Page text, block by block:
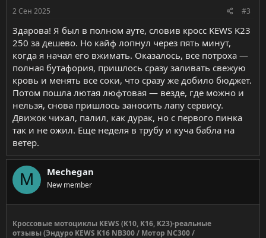
2 Сен 2025
#3
Здарова! Я был в полном ауте, словив кросс KEWS K23
250 за дешево. Но кайф лопнул через пять минут,
когда я начал его вжимать. Оказалось, все потроха —
полная бутафория, пришлось сразу заливать свежую
кровь и менять все соки, что сразу же добило бюджет.
Потом пошла лютая люфтовая — везде, где можно и
нельзя, снова пришлось заносить лапу сервису.
Движок чихал, палил, как дурак, но с первого пинка
так и не ожил. Еще неделя в трубу и куча бабла на
ветер.
M Mechegan
New member
Кроссовые мотоциклы KEWS (K10, K16, K23)-реальные
отзывы (Эндуро KEWS K16 NB300 / Мотор NC300 /